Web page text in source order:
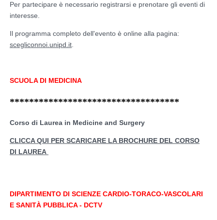
Per partecipare è necessario registrarsi e prenotare gli eventi di
interesse.
Il programma completo dell'evento è online alla pagina:
scegliconnoi.unipd.it
SCUOLA DI MEDICINA
***********************************
Corso di Laurea in Medicine and Surgery
CLICCA QUI PER SCARICARE LA BROCHURE DEL CORSO
DI LAUREA
DIPARTIMENTO DI SCIENZE CARDIO-TORACO-VASCOLARI
E SANITÀ PUBBLICA - DCTV